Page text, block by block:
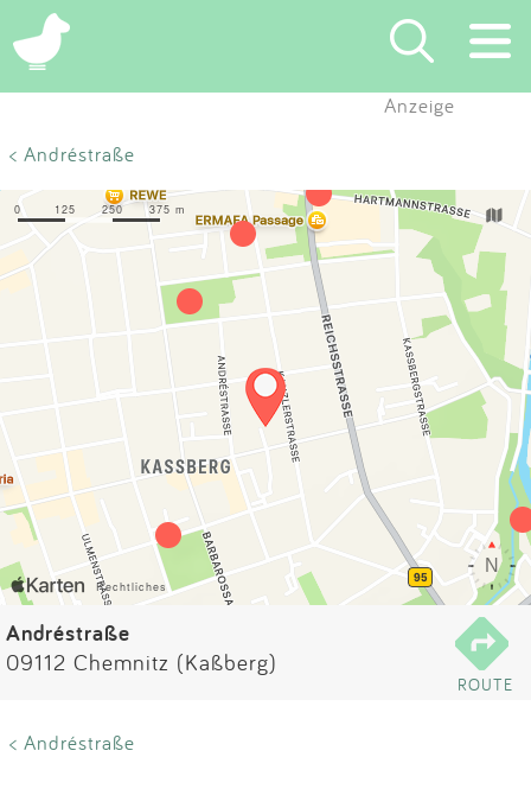
×
Eintragen
App
Partner
Kontakt
Impressum
Anzeige
< Andréstraße
Andréstraße
09112 Chemnitz (Kaßberg)
ROUTE
< Andréstraße